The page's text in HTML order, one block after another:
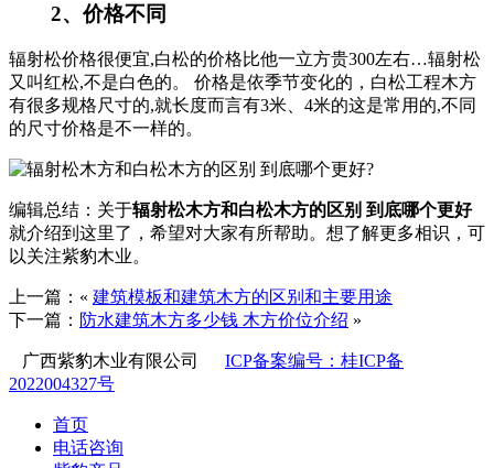
2、价格不同
辐射松价格很便宜,白松的价格比他一立方贵300左右…辐射松
又叫红松,不是白色的。 价格是依季节变化的，白松工程木方
有很多规格尺寸的,就长度而言有3米、4米的这是常用的,不同
的尺寸价格是不一样的。
编辑总结：关于辐射松木方和白松木方的区别 到底哪个更好
就介绍到这里了，希望对大家有所帮助。想了解更多相识，可
以关注紫豹木业。
上一篇：« 建筑模板和建筑木方的区别和主要用途
下一篇： 防水建筑木方多少钱 木方价位介绍 »
广西紫豹木业有限公司 ICP备案编号：桂ICP备
2022004327号
首页
电话咨询